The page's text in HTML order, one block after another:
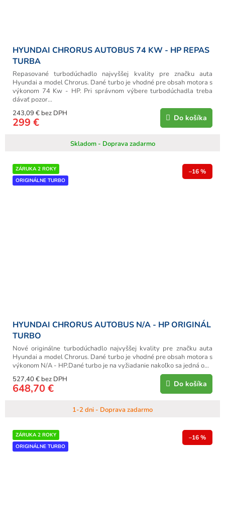
HYUNDAI CHRORUS AUTOBUS 74 KW - HP REPAS
TURBA
Skladom - Doprava zadarmo
243,09 € bez DPH
299 € Do košíka
Repasované turbodúchadlo najvyššej kvality pre značku auta
Hyundai a model Chrorus. Dané turbo je vhodné pre obsah motora s
výkonom 74 Kw - HP. Pri správnom výbere turbodúchadla treba
dávať pozor...
ZÁRUKA 2 ROKY
ORIGINÁLNE TURBO
–16 %
HYUNDAI CHRORUS AUTOBUS N/A - HP ORIGINÁL
TURBO
1-2 dni - Doprava zadarmo
527,40 € bez DPH
648,70 € Do košíka
Nové originálne turbodúchadlo najvyššej kvality pre značku auta
Hyundai a model Chrorus. Dané turbo je vhodné pre obsah motora s
výkonom N/A - HP.Dané turbo je na vyžiadanie nakoľko sa jedná o...
ZÁRUKA 2 ROKY
ORIGINÁLNE TURBO
–16 %